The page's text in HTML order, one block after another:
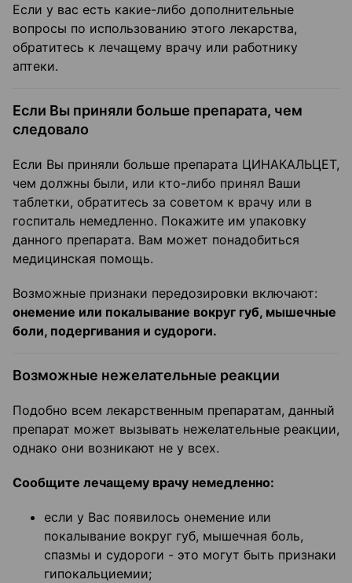
Если у вас есть какие-либо дополнительные
вопросы по использованию этого лекарства,
обратитесь к лечащему врачу или работнику
аптеки.
Если Вы приняли больше препарата, чем
следовало
Если Вы приняли больше препарата ЦИНАКАЛЬЦЕТ,
чем должны были, или кто-либо принял Ваши
таблетки, обратитесь за советом к врачу или в
госпиталь немедленно. Покажите им упаковку
данного препарата. Вам может понадобиться
медицинская помощь.
Возможные признаки передозировки включают:
онемение или покалывание вокруг губ, мышечные
боли, подергивания и судороги.
Возможные нежелательные реакции
Подобно всем лекарственным препаратам, данный
препарат может вызывать нежелательные реакции,
однако они возникают не у всех.
Сообщите лечащему врачу немедленно:
если у Вас появилось онемение или
покалывание вокруг губ, мышечная боль,
спазмы и судороги - это могут быть признаки
гипокальциемии;